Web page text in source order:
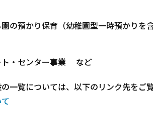
の預かり保育（幼稚園型一時預かりを含
ト・センター事業 など
一覧については、以下のリンク先をご覧